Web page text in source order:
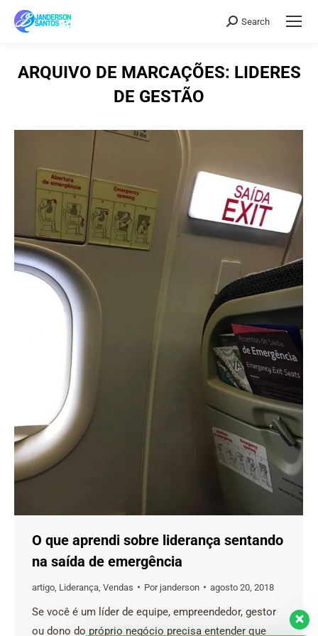
Search:
Search
ARQUIVO DE MARCAÇÕES: LIDERES
DE GESTÃO
O que aprendi sobre liderança sentando
na saída de emergência
artigo Liderança Vendas Por janderson agosto 20, 2018
Se você é um líder de equipe, empreendedor, gestor
ou dono do próprio negócio precisa entender que